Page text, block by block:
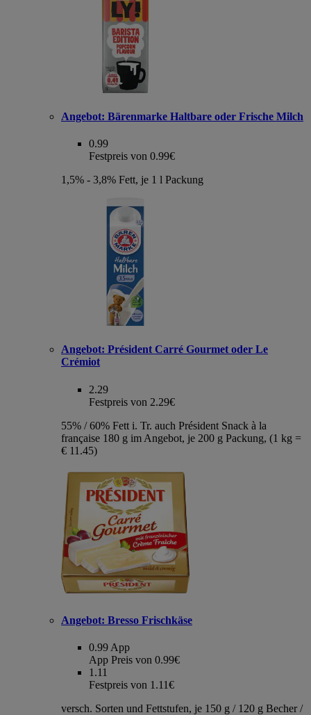
Angebot: Bärenmarke Haltbare oder Frische Milch
0.99
Festpreis von 0.99€
1,5% - 3,8% Fett, je 1 l Packung
Angebot: Président Carré Gourmet oder Le
Crémiot
2.29
Festpreis von 2.29€
55% / 60% Fett i. Tr. auch Président Snack à la
française 180 g im Angebot, je 200 g Packung, (1 kg =
€ 11.45)
Angebot: Bresso Frischkäse
0.99 App
App Preis von 0.99€
1.11
Festpreis von 1.11€
versch. Sorten und Fettstufen, je 150 g / 120 g Becher /